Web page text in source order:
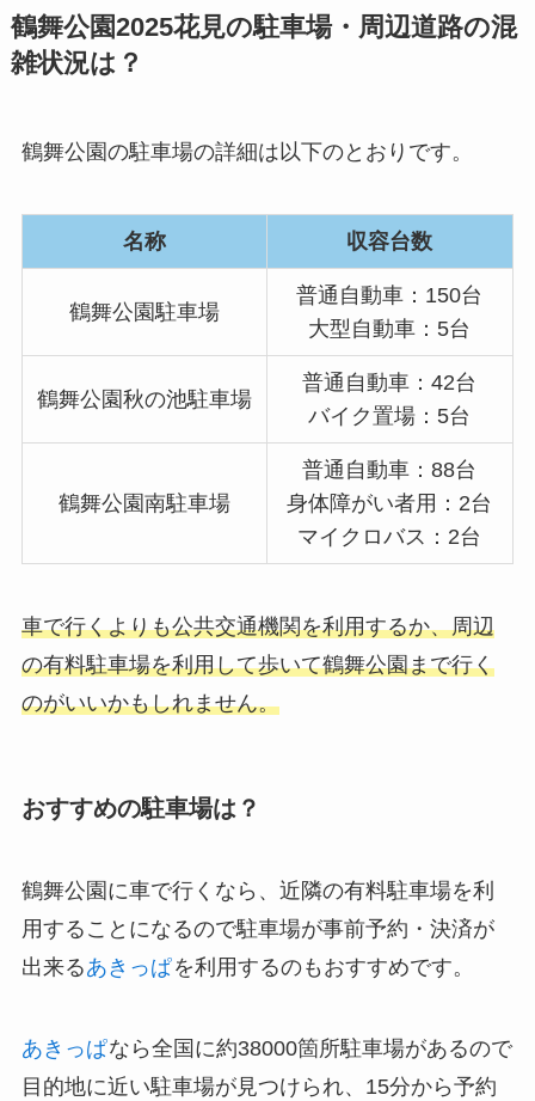
鶴舞公園2025花見の駐車場・周辺道路の混
雑状況は？
鶴舞公園の駐車場の詳細は以下のとおりです。
名称 収容台数
鶴舞公園駐車場
普通自動車：150台
大型自動車：5台
鶴舞公園秋の池駐車場
普通自動車：42台
バイク置場：5台
鶴舞公園南駐車場
普通自動車：88台
身体障がい者用：2台
マイクロバス：2台
車で行くよりも公共交通機関を利用するか、周辺
の有料駐車場を利用して歩いて鶴舞公園まで行く
のがいいかもしれません。
おすすめの駐車場は？
鶴舞公園に車で行くなら、近隣の有料駐車場を利
用することになるので駐車場が事前予約・決済が
出来るあきっぱを利用するのもおすすめです。
あきっぱなら全国に約38000箇所駐車場があるので
目的地に近い駐車場が見つけられ、15分から予約